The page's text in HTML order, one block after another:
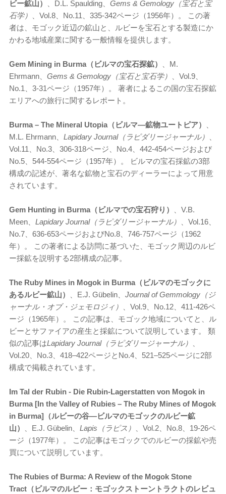
ビー鉱山）
、D.L. Spaulding、 Gems & Gemology（宝石と宝
石学）
、Vol.8、No.11、335-342ページ（1956年）。 この著
者は、モゴック近辺の鉱山と、ルビーを宝石とする製造にか
かわる地域産業に関する一般情報を提供します。
Gem Mining in Burma（ビルマの宝石探鉱）
、M.
Ehrmann、 Gems & Gemology（宝石と宝石学）
、Vol.9、
No.1、3-31ページ（1957年）。 著者によるこの国の宝石探鉱
エリアへの旅行に関するレポート。
Burma – The Mineral Utopia（ビルマ―鉱物ユートピア）
M.L. Ehrmann、 Lapidary Journal（ラピダリージャーナル）
Vol.11、No.3、306-318ページ、No.4、442-454ページおよび
No.5、544-554ページ（1957年）。 ビルマの宝石採鉱の3部
構成の記述が、著名な鉱物と宝石のディーラーによって用意
されています。
Gem Hunting in Burma（ビルマでの宝石狩り）
、V.B.
Meen、 Lapidary Journal（ラピダリージャーナル）
、Vol.16、
No.7、636-653ページおよびNo.8、746-757ページ（1962
年）。 この著者による訪問に基づいた、モゴック周辺のルビ
ー採鉱を説明する2部構成の記事。
The Ruby Mines in Mogok in Burma（ビルマのモゴックに
あるルビー鉱山）
、E.J. Gübelin、 Journal of Gemmology（ジ
ャーナル・オブ・ジェモロジィ）
、Vol.9、No.12、411-426ペ
ージ（1965年）。 この記事は、モゴック地域についてと、ル
ビーとサファイアの産生と採鉱について説明しています。 類
似の記事はLapidary Journal（ラピダリージャーナル）
Vol.20、No.3、418–422ページとNo.4、521–525ページに2部
構成で掲載されています。
Im Tal der Rubin - Die Rubin-Lagerstatten von Mogok in
Burma [In the Valley of Rubies – The Ruby Mines of Mogok
in Burma]（ルビーの谷―ビルマのモゴックのルビー鉱
山）
、E.J. Gübelin、 Lapis（ラピス）
、Vol.2、No.8、19-26ペ
ージ（1977年）。 この記事はモゴックでのルビーの採鉱や売
買について説明しています。
The Rubies of Burma: A Review of the Mogok Stone
Tract（ビルマのルビー：モゴックストーントラクトのレビュ